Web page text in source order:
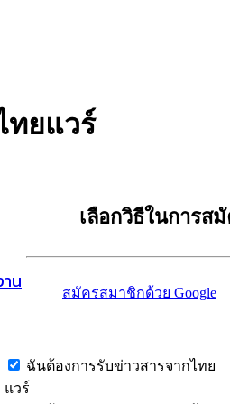
ทยแวร์
น
เลือกวิธีในการส
สมัครสมาชิกด้วย Google
ฉันต้องการรับข่าวสารจากไทย
แวร์